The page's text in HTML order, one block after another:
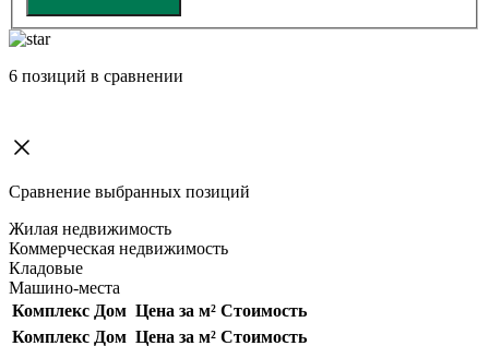
6 позиций в сравнении
Сравнение выбранных позиций
Жилая недвижимость
Коммерческая недвижимость
Кладовые
Машино-места
Комплекс Дом Цена за м² Стоимость
Комплекс Дом Цена за м² Стоимость